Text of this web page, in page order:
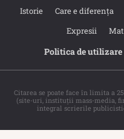
Istorie Care e diferența
Expresii
Politica de utilizare
Citarea se poate face în limita a
(site-uri, instituţii mass-media,
integral scrierile